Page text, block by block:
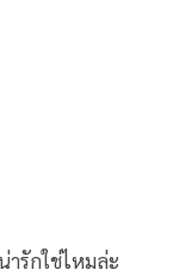
ารักใช่ไหมล่ะ